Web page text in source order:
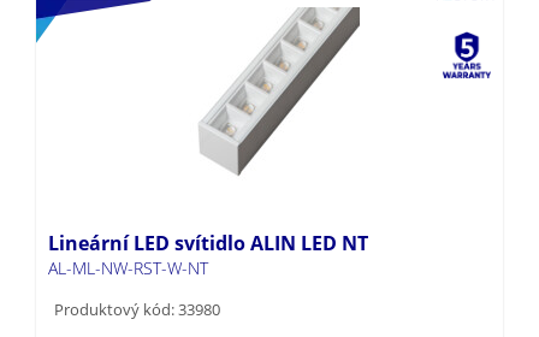
Lineární LED svítidlo ALIN LED NT
AL-ML-NW-RST-W-NT
Produktový kód: 33980